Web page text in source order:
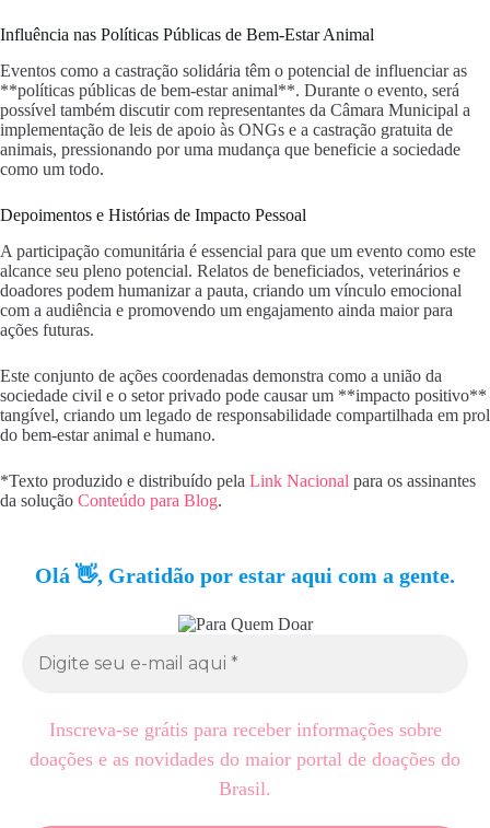
Influência nas Políticas Públicas de Bem-Estar Animal
Eventos como a castração solidária têm o potencial de influenciar as
**políticas públicas de bem-estar animal**. Durante o evento, será
possível também discutir com representantes da Câmara Municipal a
implementação de leis de apoio às ONGs e a castração gratuita de
animais, pressionando por uma mudança que beneficie a sociedade
como um todo.
Depoimentos e Histórias de Impacto Pessoal
A participação comunitária é essencial para que um evento como este
alcance seu pleno potencial. Relatos de beneficiados, veterinários e
doadores podem humanizar a pauta, criando um vínculo emocional
com a audiência e promovendo um engajamento ainda maior para
ações futuras.
Este conjunto de ações coordenadas demonstra como a união da
sociedade civil e o setor privado pode causar um **impacto positivo**
tangível, criando um legado de responsabilidade compartilhada em prol
do bem-estar animal e humano.
*Texto produzido e distribuído pela Link Nacional para os assinantes
da solução Conteúdo para Blog.
Olá 👋, Gratidão por estar aqui com a gente.
Inscreva-se grátis para receber informações sobre
doações e as novidades do maior portal de doações do
Brasil.